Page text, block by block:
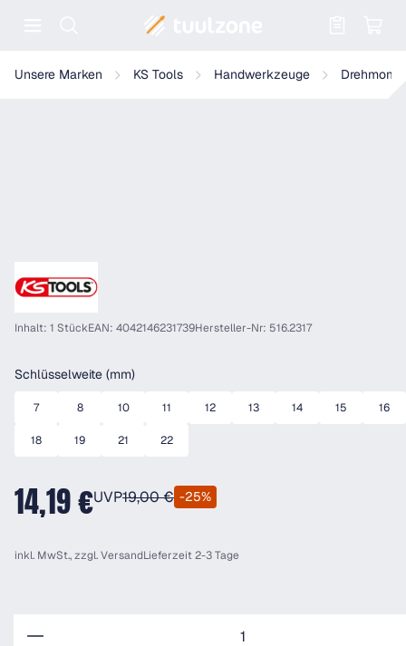
Unsere Marken KS Tools Handwerkzeuge
KS Tools Einsteck-Ringschlüssel
Inhalt: 1 StückEAN: 4042146231739Hersteller-Nr: 516.2317
Schlüsselweite (mm)auswählen
7 8 10 11 12 13 14 15 16
18 19 21 22
14,19 €UVP19,00 € -25%
inkl. MwSt., zzgl.VersandLieferzeit 2-3 Tage